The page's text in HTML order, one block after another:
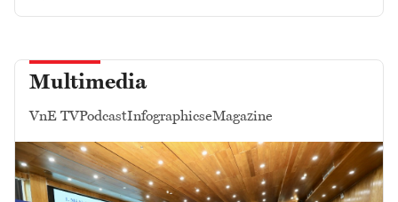
Multimedia
VnE TVPodcastInfographicseMagazine